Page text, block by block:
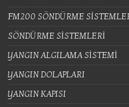
FM200 SÖNDÜRME
SÖNDÜRME SİSTEMLERİ
YANGIN ALGILAMA SİSTEMİ
YANGIN DOLAPLARI
YANGIN KAPISI